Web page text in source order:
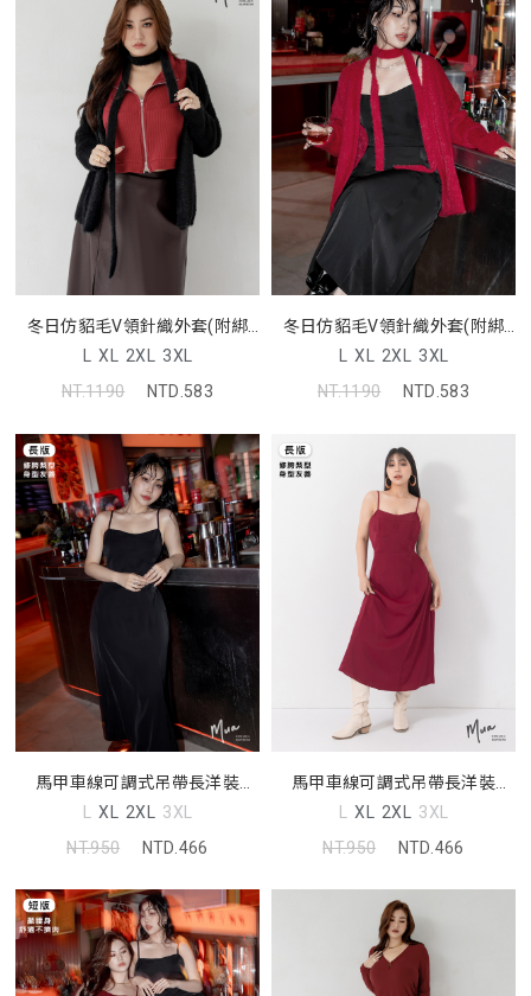
冬日仿貂毛V領針織外套(附綁
帶) MUA
L XL 2XL 3XL
NT.1190
NTD.583
冬日仿貂毛V領針織外套(附綁
帶) MUA
L XL 2XL 3XL
NT.1190
NTD.583
馬甲車線可調式吊帶長洋裝
MUA
L XL 2XL 3XL
NT.950
NTD.466
馬甲車線可調式吊帶長洋裝
MUA
L XL 2XL 3XL
NT.950
NTD.466